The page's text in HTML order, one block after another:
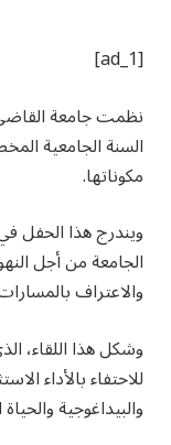
[ad_1]
نظمت جامعة
السنة الجامعية
مكوناتها.
ويندرج هذا الحفل
الجامعة من أجل
والاعتراف
وشكل هذا اللقاء،
للاحتفاء بالأداء
والبيداغوجية